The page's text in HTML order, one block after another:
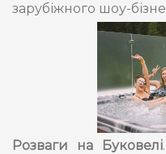
зарубіжного шоу-
Розваги на Буковелі